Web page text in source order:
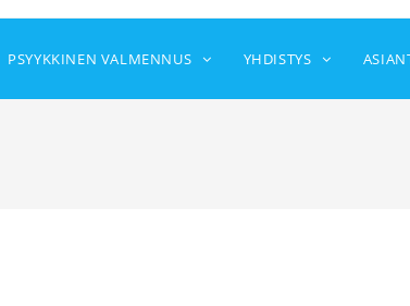
PSYYKKINEN VALMENNUS YHDISTYS